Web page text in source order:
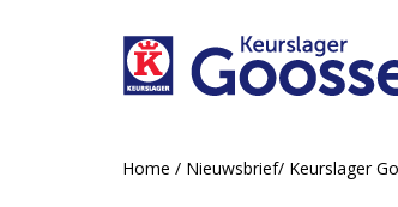
Home / Nieuwsbrief/ Keurslager